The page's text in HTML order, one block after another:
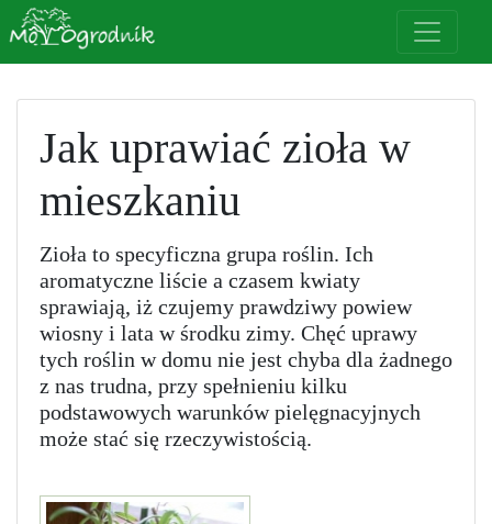
Jak uprawiać zioła w
mieszkaniu
Zioła to specyficzna grupa roślin. Ich
aromatyczne liście a czasem kwiaty
sprawiają, iż czujemy prawdziwy powiew
wiosny i lata w środku zimy. Chęć uprawy
tych roślin w domu nie jest chyba dla żadnego
z nas trudna, przy spełnieniu kilku
podstawowych warunków pielęgnacyjnych
może stać się rzeczywistością.